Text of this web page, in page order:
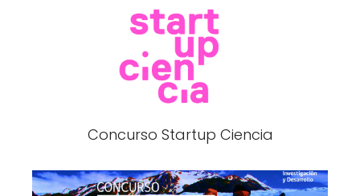
Concurso Startup Ciencia